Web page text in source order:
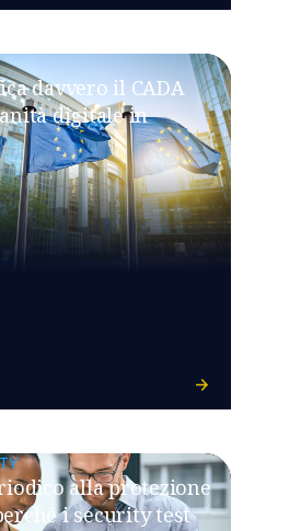
davvero il CADA
digitale in
alla protezione
i security test